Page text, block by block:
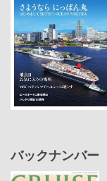
バックナンバー